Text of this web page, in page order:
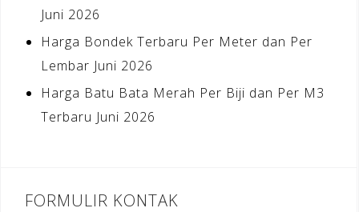
Juni 2026
Harga Bondek Terbaru Per Meter dan Per
Lembar Juni 2026
Harga Batu Bata Merah Per Biji dan Per M3
Terbaru Juni 2026
FORMULIR KONTAK